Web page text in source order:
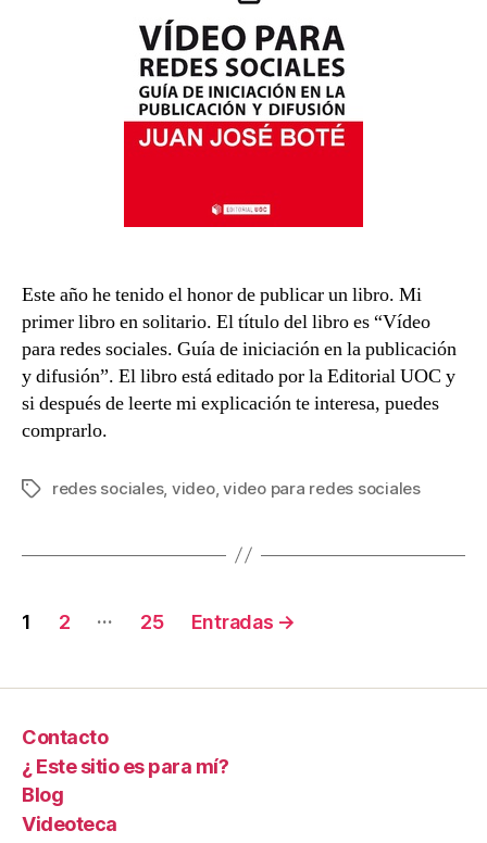
Este año he tenido el honor de publicar un libro. Mi
primer libro en solitario. El título del libro es “Vídeo
para redes sociales. Guía de iniciación en la publicación
y difusión”. El libro está editado por la Editorial UOC y
si después de leerte mi explicación te interesa, puedes
comprarlo.
Etiquetas
redes sociales, video,video para redes sociales
Navegación
entradas
1 2 … 25 Entradas →
Contacto
¿ Este sitio es para mí?
Blog
Videoteca